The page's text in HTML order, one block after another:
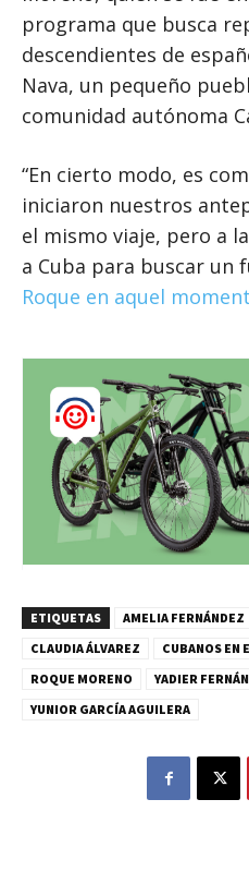
programa que busca
descendientes de
Nava, un pequeño
comunidad autónoma
“En cierto modo, es
iniciaron nuestros
el mismo viaje, pero a
a Cuba para buscar un
Roque en aquel
ETIQUETAS AMELIA FERNÁNDEZ
CLAUDIA ÁLVAREZ
CUBANOS EN
ROQUE MORENO
YADIER
YUNIOR GARCÍA AGUILERA